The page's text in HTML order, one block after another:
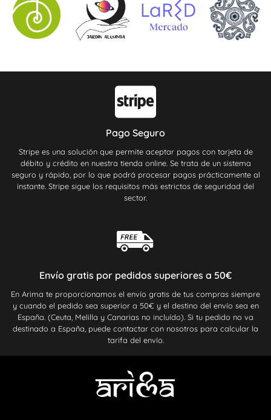
Pago Seguro
Stripe es una solución que permite aceptar pagos con tarjeta de
débito y crédito en nuestra tienda online. Se trata de un sistema
seguro y rápido, por lo que podrá procesar pagos prácticamente al
instante. Stripe sigue los requisitos más estrictos de seguridad del
sector.
Envío gratis por pedidos superiores a 50€
En Arima te proporcionamos el envío gratis de tus compras siempre
y cuando el pedido sea superior a 50€ y el destino del envío sea en
España. (Ceuta, Melilla y Canarias no incluído). Si tu pedido no va
destinado a España, puede contactar con nosotros para calcular la
tarifa del envío.